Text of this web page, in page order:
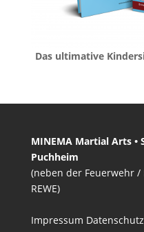
Das ultimative
MINEMA Martial Arts •
Puchheim
(neben der Feuerwehr
REWE)
Impressum